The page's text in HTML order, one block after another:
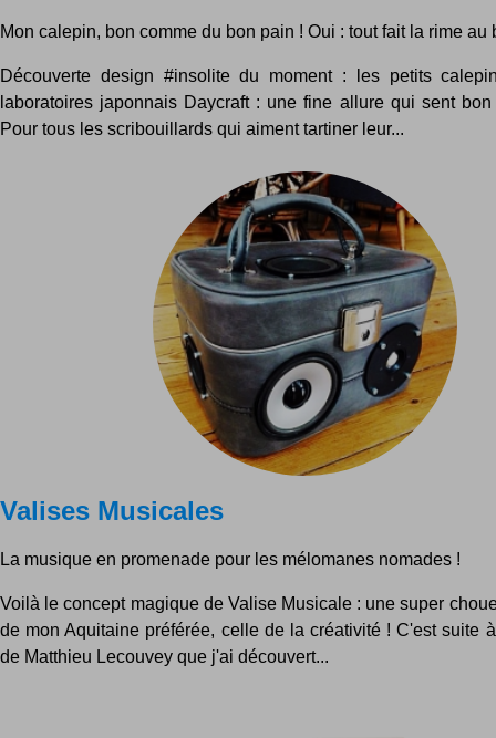
Mon calepin, bon comme du bon pain ! Oui : tout fait la rime au
Découverte design #insolite du moment : les petits
laboratoires japonnais Daycraft : une fine allure qui sent
Pour tous les scribouillards qui aiment tartiner leur...
Valises Musicales
La musique en promenade pour les mélomanes nomades !
Voilà le concept magique de Valise Musicale : une super
de mon Aquitaine préférée, celle de la créativité ! C'est suite
de Matthieu Lecouvey que j'ai découvert...